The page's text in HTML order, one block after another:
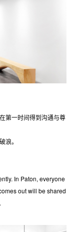
第一时间得到沟通与尊
浪。
In Paton, everyone
out will be shared